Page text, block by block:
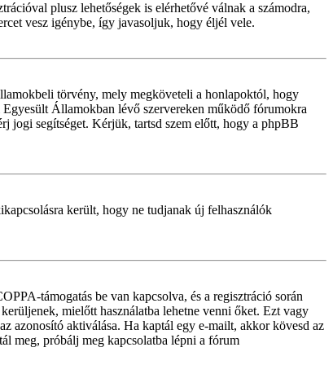
plusz lehetőségek is elérhetővé válnak a számodra,
vesz igénybe, így javasoljuk, hogy éljél vele.
törvény, mely megköveteli a honlapoktól, hogy
Államokban lévő szervereken működő fórumokra
jogi segítséget. Kérjük, tartsd szem előtt, hogy a phpBB
került, hogy ne tudjanak új felhasználók
támogatás be van kapcsolva, és a regisztráció során
mielőtt használatba lehetne venni őket. Ezt vagy
azonosító aktiválása. Ha kaptál egy e-mailt, akkor kövesd az
meg, próbálj meg kapcsolatba lépni a fórum